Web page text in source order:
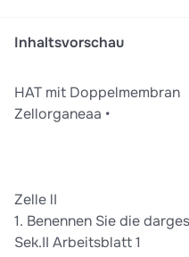
Inhaltsvorschau
HAT mit Doppelmembran
Zellorganeaa •
Zelle lI
1. Benennen Sie die
Sek.II Arbeitsblatt 1